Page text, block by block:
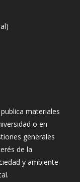
materiales
o en
generales
de la
y ambiente